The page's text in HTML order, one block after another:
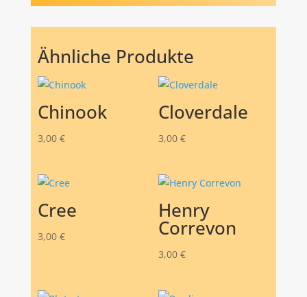
Ähnliche Produkte
Chinook
3,00 €
Cloverdale
3,00 €
Cree
3,00 €
Henry
Correvon
3,00 €